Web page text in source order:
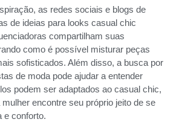
as redes sociais e blogs de
de ideias para looks casual chic
compartilham suas
como é possível misturar peças
sofisticados. Além disso, a busca por
de moda pode ajudar a entender
podem ser adaptados ao casual chic,
encontre seu próprio jeito de se
e conforto.